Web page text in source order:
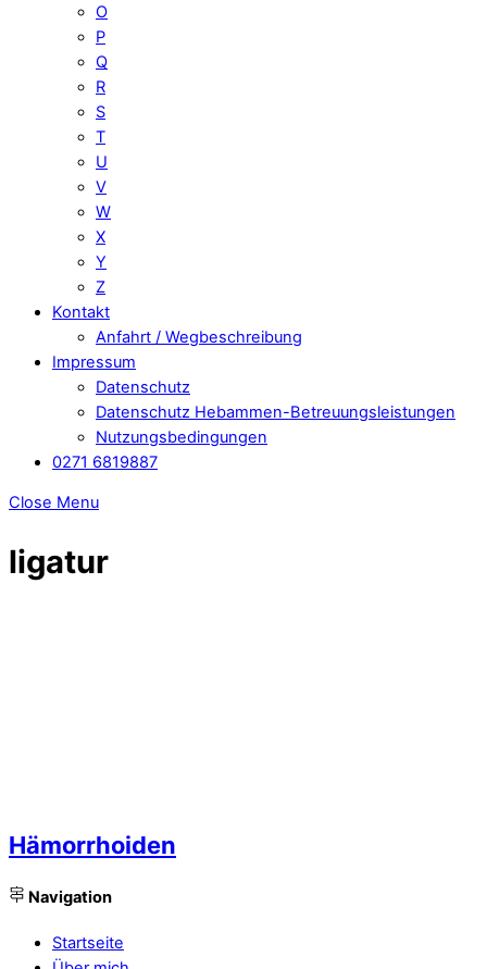
O
P
Q
R
S
T
U
V
W
X
Y
Z
Kontakt
Anfahrt / Wegbeschreibung
Impressum
Datenschutz
Datenschutz Hebammen-Betreuungsleistungen
Nutzungsbedingungen
0271 6819887
Close Menu
ligatur
Hämorrhoiden
Navigation
Startseite